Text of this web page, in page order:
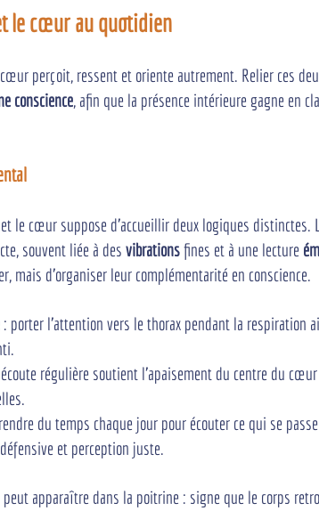
le cœur au quotidien
perçoit, ressent et oriente autrement. Relier ces
conscience, afin que la présence intérieure gagne en
le cœur suppose d'accueillir deux logiques distinctes.
souvent liée à des vibrations fines et à une lecture
mais d'organiser leur complémentarité en conscience.
: porter l'attention vers le thorax pendant la respiration
régulière soutient l'apaisement du centre du cœur
du temps chaque jour pour écouter ce qui se
et perception juste.
apparaître dans la poitrine : signe que le corps